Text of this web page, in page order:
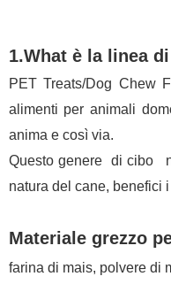
1.What è la linea
PET Treats/Dog Chew
alimenti per animali
anima e così via.
Questo genere di cibo
natura del cane, benefici
Materiale grezzo
farina di mais, polvere di